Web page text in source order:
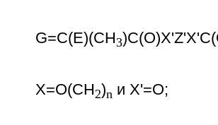
G=С(Е)(СН3
Х=O(СН2)n и X'=О;